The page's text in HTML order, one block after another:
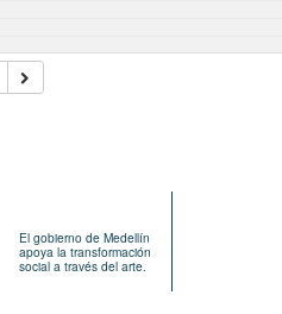
El gobierno de Medellín
apoya la transformación
social a través del arte.